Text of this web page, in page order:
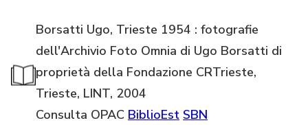
Borsatti Ugo, Trieste 1954 : fotografie
dell'Archivio Foto Omnia di Ugo Borsatti di
proprietà della Fondazione CRTrieste,
Trieste, LINT, 2004
Consulta OPAC BiblioEst SBN